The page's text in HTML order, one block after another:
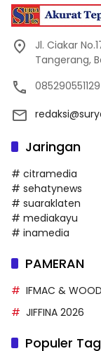
Jl. Ciakar
Tangerang,
085290551129
Jaringan
# citramedia
# sehatynews
# suaraklaten
# mediakayu
# inamedia
PAMERAN
IFMAC &
JIFFINA 2026
Populer Tag